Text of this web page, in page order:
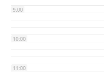
9:00
10:00
11:00